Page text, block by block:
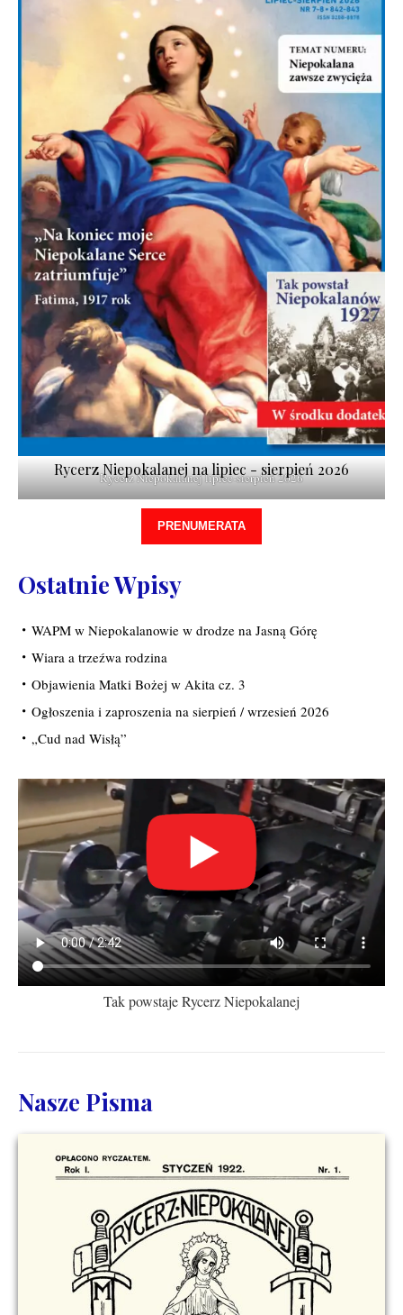
Rycerz Niepokalanej lipiec-sierpień 2026
Rycerz Niepokalanej na lipiec - sierpień 2026
PRENUMERATA
Ostatnie Wpisy
WAPM w Niepokalanowie w drodze na Jasną Górę
Wiara a trzeźwa rodzina
Objawienia Matki Bożej w Akita cz. 3
Ogłoszenia i zaproszenia na sierpień / wrzesień 2026
„Cud nad Wisłą”
Tak powstaje Rycerz Niepokalanej
Nasze Pisma